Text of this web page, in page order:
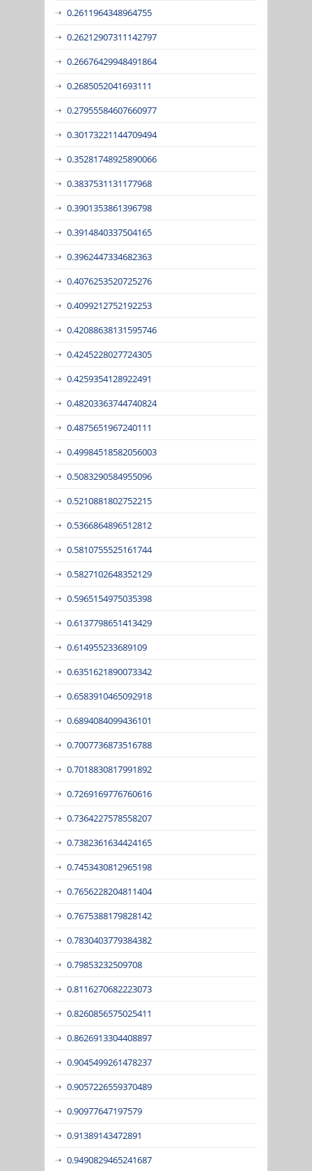
0.2611964348964755
0.26212907311142797
0.26676429948491864
0.2685052041693111
0.27955584607660977
0.30173221144709494
0.35281748925890066
0.3837531131177968
0.3901353861396798
0.3914840337504165
0.3962447334682363
0.4076253520725276
0.4099212752192253
0.42088638131595746
0.4245228027724305
0.4259354128922491
0.48203363744740824
0.4875651967240111
0.49984518582056003
0.5083290584955096
0.5210881802752215
0.5366864896512812
0.5810755525161744
0.5827102648352129
0.5965154975035398
0.6137798651413429
0.614955233689109
0.6351621890073342
0.6583910465092918
0.6894084099436101
0.7007736873516788
0.7018830817991892
0.7269169776760616
0.7364227578558207
0.7382361634424165
0.7453430812965198
0.7656228204811404
0.7675388179828142
0.7830403779384382
0.79853232509708
0.8116270682223073
0.8260856575025411
0.8626913304408897
0.9045499261478237
0.9057226559370489
0.90977647197579
0.91389143472891
0.9490829465241687